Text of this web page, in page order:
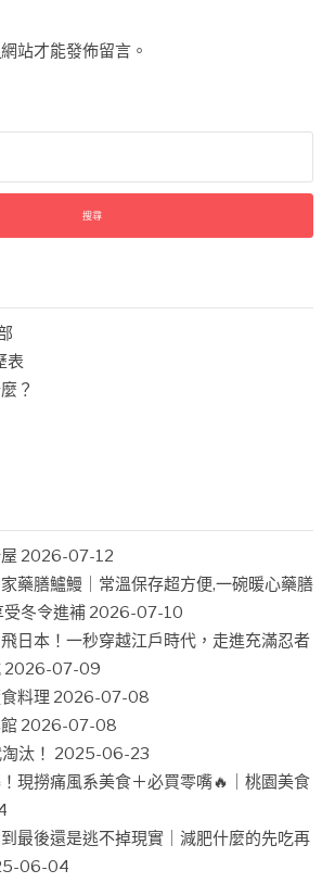
網站才能發佈留言。
表
？
2026-07-12
家藥膳鱸鰻｜常溫保存超方便,一碗暖心藥膳
冬令進補 2026-07-10
日本！一秒穿越江戶時代，走進充滿忍者
2026-07-09
料理 2026-07-08
2026-07-08
汰！ 2025-06-23
現撈痛風系美食＋必買零嘴🔥｜桃園美食
最後還是逃不掉現實｜減肥什麼的先吃再
06-04